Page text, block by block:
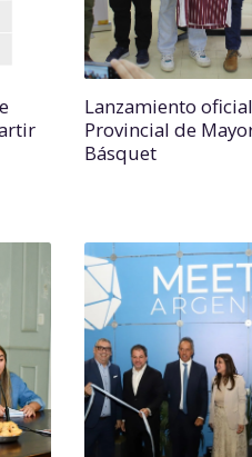
Lanzamiento
Provincial de
Básquet